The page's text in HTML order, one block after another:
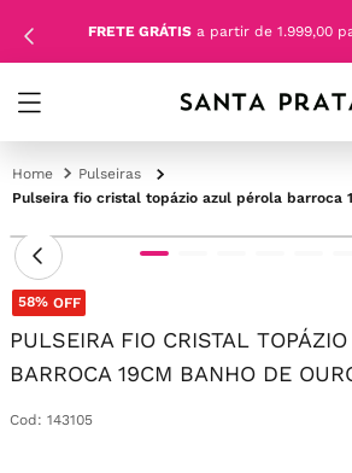
FRETE GRÁTIS a partir de 1.999,00
Pulseiras
Pulseira fio cristal topázio azul pérola barroca
58% OFF
PULSEIRA FIO CRISTAL
BARROCA 19CM BANHO DE
Cod : 143105